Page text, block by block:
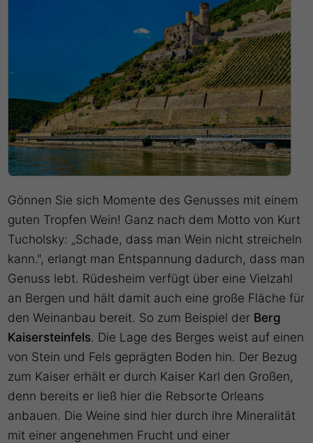
Gönnen Sie sich Momente des Genusses mit einem
guten Tropfen Wein! Ganz nach dem Motto von Kurt
Tucholsky: „Schade, dass man Wein nicht streicheln
kann.", erlangt man Entspannung dadurch, dass man
Genuss lebt. Rüdesheim verfügt über eine Vielzahl
an Bergen und hält damit auch eine große Fläche für
den Weinanbau bereit. So zum Beispiel der Berg
Kaisersteinfels. Die Lage des Berges weist auf einen
von Stein und Fels geprägten Boden hin. Der Bezug
zum Kaiser erhält er durch Kaiser Karl den Großen,
denn bereits er ließ hier die Rebsorte Orleans
anbauen. Die Weine sind hier durch ihre Mineralität
mit einer angenehmen Frucht und einer